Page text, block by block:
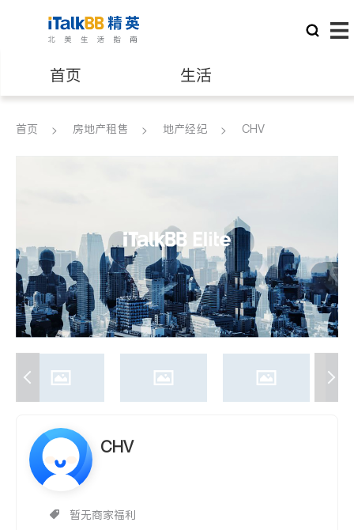
首页 生活
医生 律师
会计师
建筑装修
首页 房地产租售 地产经纪 CHV
CHV
暂无商家福利